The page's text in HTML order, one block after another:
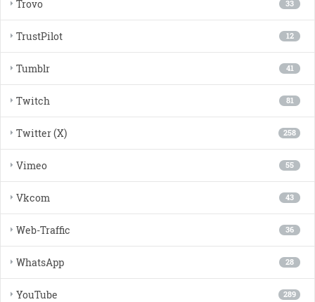
33
Trovo
12
TrustPilot
41
Tumblr
81
Twitch
258
Twitter (X)
55
Vimeo
43
Vkcom
36
Web-Traffic
28
WhatsApp
289
YouTube